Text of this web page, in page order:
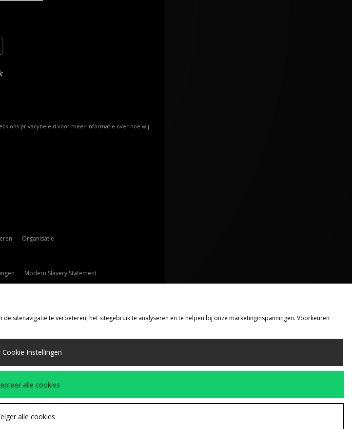
ons privacybeleid voor meer informatie over hoe wij
Organisatie
Modern Slavery Statement
sitenavigatie te verbeteren, het sitegebruik te analyseren en te helpen bij onze marketinginspanningen. Voorkeuren
Cookie Instellingen
alle cookies
alle cookies